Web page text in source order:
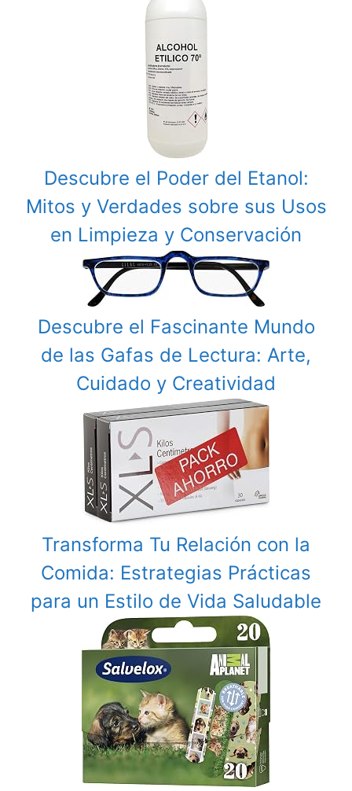
Descubre el Poder del Etanol:
Mitos y Verdades sobre sus Usos
en Limpieza y Conservación
Descubre el Fascinante Mundo
de las Gafas de Lectura: Arte,
Cuidado y Creatividad
Transforma Tu Relación con la
Comida: Estrategias Prácticas
para un Estilo de Vida Saludable